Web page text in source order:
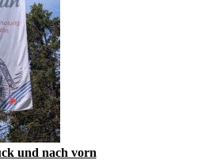
und nach vorn